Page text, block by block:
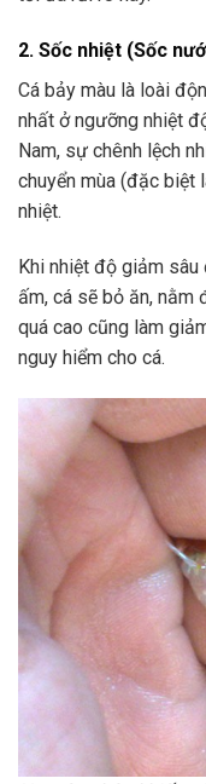
2. Sốc nhiệt (Sốc
Cá bảy màu là loài
nhất ở ngưỡng nhiệt
Nam, sự chênh lệch
chuyển mùa (đặc biệt
nhiệt.
Khi nhiệt độ giảm
ấm, cá sẽ bỏ ăn,
quá cao cũng làm
nguy hiểm cho cá.